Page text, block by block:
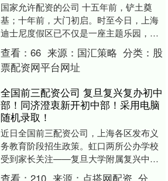
国家允许配资的公司 十五年前，铲土奠
基；十年前，大门初启。时至今日，上海
迪士尼度假区已不仅是一座主题乐园，而
是承载了超一亿人次欢笑的“快乐老家”，更
成为国际品牌....
查看： 66 来源： 国汇策略 分类： 股
票配资网平台网址
全国前三配资公司 复旦复兴复办初中
部！同济澄衷新开初中部！采用电脑
随机录取！
近日全国前三配资公司，上海各区发布义
务教育阶段招生政策。虹口两所公办学校
受到家长关注——复旦大学附属复兴中学
初中部、同济大学附属澄衷中学初中部新